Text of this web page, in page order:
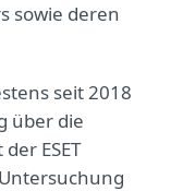
sowie deren
seit 2018
über die
ESET